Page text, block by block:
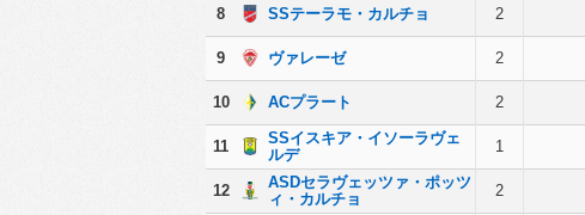
8 SSテーラモ・カルチョ 2
9 ヴァレーゼ 2
10 ACプラート 2
11
SSイスキア・イソーラヴェ
ルデ
1
12
ASDセラヴェッツァ・ポッツ
ィ・カルチョ
2